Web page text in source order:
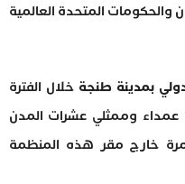
المتحدة العالمية
بمدينة طنجة خلال الفترة
عمداء وممثلي عشرات المدن
مرة خارج مقر هذه المنظمة